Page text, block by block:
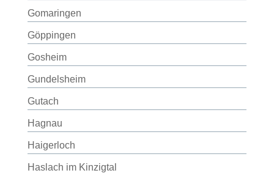
Gomaringen
Göppingen
Gosheim
Gundelsheim
Gutach
Hagnau
Haigerloch
Haslach im Kinzigtal